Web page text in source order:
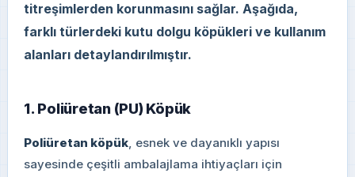
titreşimlerden korunmasını sağlar. Aşağıda,
farklı türlerdeki kutu dolgu köpükleri ve kullanım
alanları detaylandırılmıştır.
1. Poliüretan (PU) Köpük
Poliüretan köpük, esnek ve dayanıklı yapısı
sayesinde çeşitli ambalajlama ihtiyaçları için